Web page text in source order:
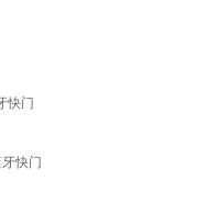
快门
快门